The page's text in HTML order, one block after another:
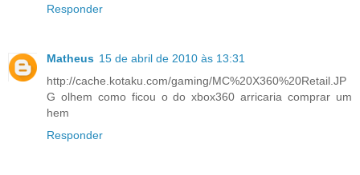
Responder
Matheus 15 de abril de 2010 às 13:31
http://cache.kotaku.com/gaming/MC%20X360%20Retail.JP
G olhem como ficou o do xbox360 arricaria comprar um
hem
Responder